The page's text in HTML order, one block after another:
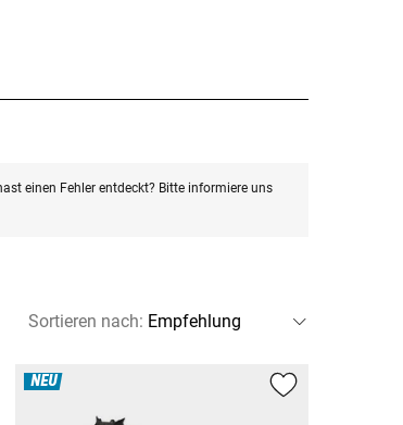
einen Fehler entdeckt? Bitte informiere uns
Sortieren nach:
NEU